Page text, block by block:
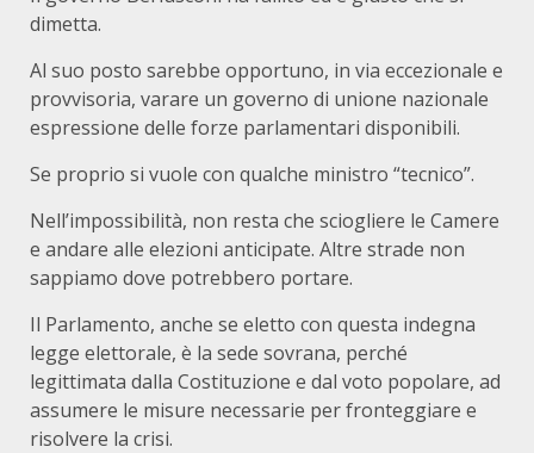
dimetta.
Al suo posto sarebbe opportuno, in via eccezionale e
provvisoria, varare un governo di unione nazionale
espressione delle forze parlamentari disponibili.
Se proprio si vuole con qualche ministro “tecnico”.
Nell’impossibilità, non resta che sciogliere le Camere
e andare alle elezioni anticipate. Altre strade non
sappiamo dove potrebbero portare.
Il Parlamento, anche se eletto con questa indegna
legge elettorale, è la sede sovrana, perché
legittimata dalla Costituzione e dal voto popolare, ad
assumere le misure necessarie per fronteggiare e
risolvere la crisi.